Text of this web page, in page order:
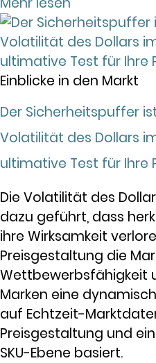
Einblicke in den Markt
Der Sicherheitspuffer
Volatilität des Dollars
ultimative Test für Ihre
Die Volatilität des
dazu geführt, dass
ihre Wirksamkeit
Preisgestaltung die
Wettbewerbsfähigkeit
Marken eine
auf Echtzeit-
Preisgestaltung und
SKU-Ebene basiert.